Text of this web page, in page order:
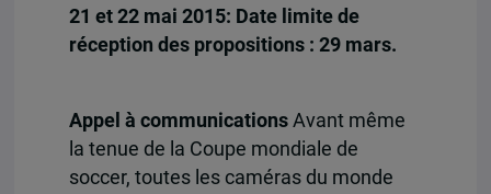
21 et 22 mai 2015: Date limite de
réception des propositions : 29 mars.
Appel à communications Avant même
la tenue de la Coupe mondiale de
soccer, toutes les caméras du monde